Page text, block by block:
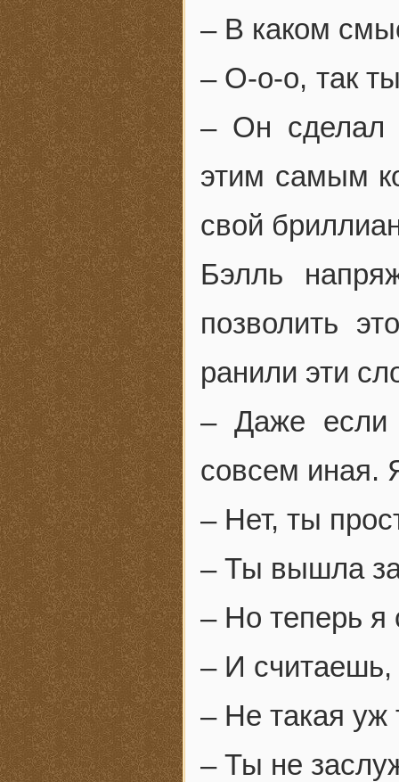
– В каком
– О-о-о, так
– Он сделал
этим самым
свой
Бэлль
позволить
ранили эти
– Даже если
совсем иная.
– Нет, ты
– Ты вышла
– Но теперь я
– И считаешь,
– Не такая уж
– Ты не